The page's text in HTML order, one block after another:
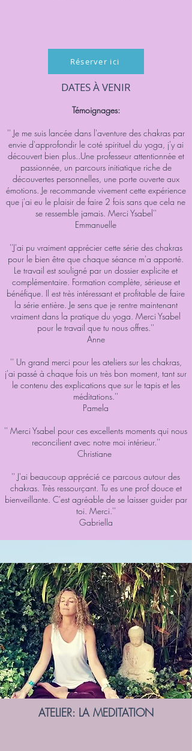
Réserver ici
DATES À VENIR
Témoignages:
'' Je me suis lancée dans l'aventure des chakras par
envie d'approfondir le coté spirituel du yoga, j'y ai
découvert bien plus..Une professeur attentionnée et
passionnée, un parcours initiatique riche de
découvertes personnelles, une porte ouverte aux
émotions. Je recommande vivement cette expérience
que j'ai eu le plaisir de faire 2 fois sans que cela ne
se ressemble jamais. Merci Ysabel''
Emmanuelle
''J'ai pu vraiment apprécier cette série des chakras
pour le bien être que chaque séance m'a apporté.
Le travail est souligné par un dossier explicite et
complémentaire. Formation complète, sérieuse et
bénéfique. Il est très intéressant et profitable de faire
la série entière. Je sens que je rentre maintenant
vraiment dans la pratique du yoga. Merci Ysabel
pour le travail que tu nous offres.''
Anne
'' Un grand merci pour les ateliers sur les chakras,
j'ai passé à chaque fois un très bon moment, tant sur
le contenu des explications que sur le tapis et les
méditations.''
Pamela
'' Merci Ysabel pour ces excellents moments qui nous
reconcilient avec notre moi intérieur.''
Christiane
'' J'ai beaucoup apprécié ce parcous autour des
chakras. Très ressourçant. Tu es une prof douce et
bienveillante. C'est agréable de se laisser guider par
toi. Merci.''
Gabriella
ATELIER: LA MEDITATION